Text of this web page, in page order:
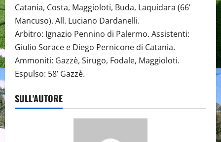
Catania, Costa, Maggioloti, Buda, Laquidara (66’
Mancuso). All. Luciano Dardanelli.
Arbitro: Ignazio Pennino di Palermo. Assistenti:
Giulio Sorace e Diego Pernicone di Catania.
Ammoniti: Gazzè, Sirugo, Fodale, Maggioloti.
Espulso: 58’ Gazzè.
SULL'AUTORE